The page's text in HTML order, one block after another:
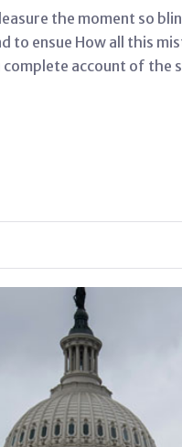
the moment so
ensue How all this
account of the